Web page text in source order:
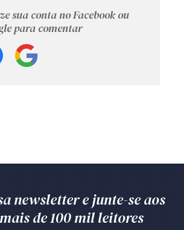
sua conta no Facebook ou
para comentar
newsletter e junte-se aos
de 100 mil leitores